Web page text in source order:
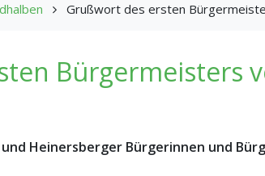
Grußwort des ersten
Bürgermeisters
Heinersberger Bürgerinnen und